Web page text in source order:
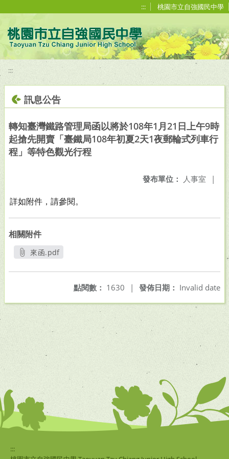
::: 桃園市立自強國民中學
:::
訊息公告
轉知臺灣鐵路管理局函以將於108年1月21日上午9時
起搶先開賣「臺鐵局108年初夏2天1夜郵輪式列車行
程」等特色觀光行程
發布單位： 人事室 |
詳如附件，請參閱。
相關附件
來函.pdf
發佈日期： Invalid date
點閱數： 1630 |
:::